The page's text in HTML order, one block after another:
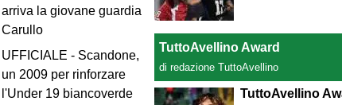
arriva la giovane guardia
Carullo
UFFICIALE - Scandone,
un 2009 per rinforzare
l'Under 19 biancoverde
TuttoAvellino Award
di redazione TuttoAvellino
TuttoAvellino